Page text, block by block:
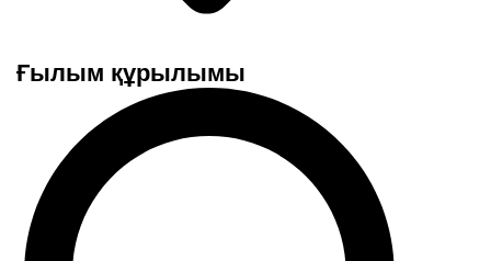
Ғылым құрылымы